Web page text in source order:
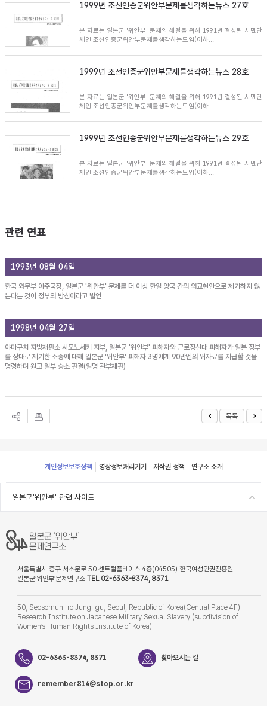
1999년 조선인종군위안부문제를생각하는뉴스 27호
본 자료는 일본군 '위안부' 문제의 해결을 위해 1991년 결성된 시민단
체인 조선인종군위안부문제를생각하는모임(이하...
1999년 조선인종군위안부문제를생각하는뉴스 28호
본 자료는 일본군 '위안부' 문제의 해결을 위해 1991년 결성된 시민단
체인 조선인종군위안부문제를생각하는모임(이하...
1999년 조선인종군위안부문제를생각하는뉴스 29호
본 자료는 일본군 '위안부' 문제의 해결을 위해 1991년 결성된 시민단
체인 조선인종군위안부문제를생각하는모임(이하...
관련 연표
1993년 08월 04일
한국 외무부 아주국장, 일본군 '위안부' 문제를 더 이상 한일 양국 간의 외교현안으로 제기하지 않
는다는 것이 정부의 방침이라고 발언
1998년 04월 27일
야마구치 지방재판소 시모노세키 지부, 일본군 '위안부' 피해자와 근로정신대 피해자가 일본 정부
를 상대로 제기한 소송에 대해 일본군 '위안부' 피해자 3명에게 90만엔의 위자료를 지급할 것을
명령하며 원고 일부 승소 판결(일명 관부재판)
목록
Footer
개인정보보호정책 영상정보처리기기 저작권 정책 연구소 소개
일본군'위안부' 관련 사이트
서울특별시 중구 서소문로 50 센트럴플레이스 4층(04505) 한국여성인권진흥원
일본군‘위안부’문제연구소 TEL 02-6363-8374, 8371
50, Seosomun-ro Jung-gu, Seoul, Republic of Korea(Central Place 4F)
Research Institute on Japanese Military Sexual Slavery (subdivision of
Women’s Human Rights Institute of Korea)
02-6363-8374, 8371 찾아오시는 길
remember814@stop.or.kr